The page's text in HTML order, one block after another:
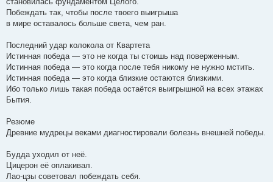
Побеждать так, чтобы после твоего выигрыша ​
в мире оставалось больше света, чем ран.​
Последний удар колокола от Квартета​
Истинная победа — это не когда ты стоишь над поверженным.​
Истинная победа — это когда после тебя никому не нужно мстить.​
Истинная победа — это когда близкие остаются близкими.​
Ибо только лишь такая победа остаётся выигрышной на всех этажах
Бытия.​
Резюме ​
Древние мудрецы веками диагностировали болезнь внешней победы.
Будда уходил от неё. ​
Цицерон её оплакивал. ​
Лао-цзы советовал побеждать себя.​